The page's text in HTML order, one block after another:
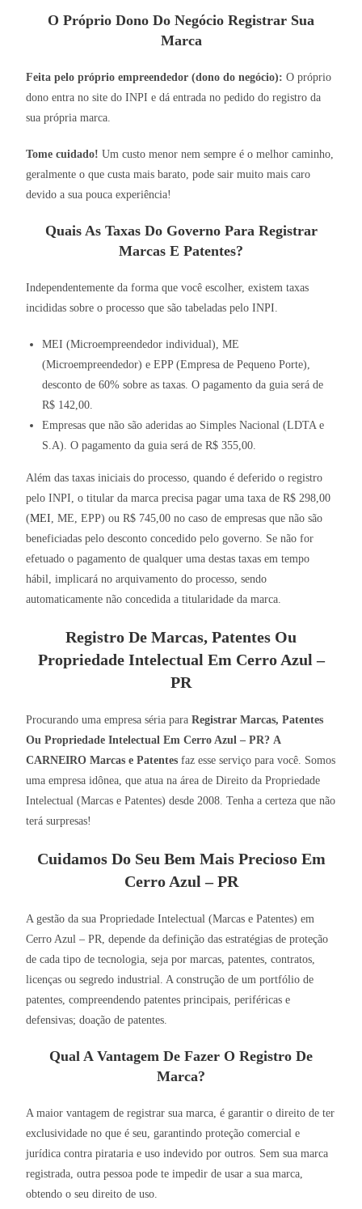
O Próprio Dono Do Negócio Registrar Sua
Marca
Feita pelo próprio empreendedor (dono do negócio): O próprio
dono entra no site do INPI e dá entrada no pedido do registro da
sua própria marca.
Tome cuidado! Um custo menor nem sempre é o melhor caminho,
geralmente o que custa mais barato, pode sair muito mais caro
devido a sua pouca experiência!
Quais As Taxas Do Governo Para Registrar
Marcas E Patentes?
Independentemente da forma que você escolher, existem taxas
incididas sobre o processo que são tabeladas pelo INPI.
MEI (Microempreendedor individual), ME
(Microempreendedor) e EPP (Empresa de Pequeno Porte),
desconto de 60% sobre as taxas. O pagamento da guia será de
R$ 142,00.
Empresas que não são aderidas ao Simples Nacional (LDTA e
S.A). O pagamento da guia será de R$ 355,00.
Além das taxas iniciais do processo, quando é deferido o registro
pelo INPI, o titular da marca precisa pagar uma taxa de R$ 298,00
(MEI, ME, EPP) ou R$ 745,00 no caso de empresas que não são
beneficiadas pelo desconto concedido pelo governo. Se não for
efetuado o pagamento de qualquer uma destas taxas em tempo
hábil, implicará no arquivamento do processo, sendo
automaticamente não concedida a titularidade da marca.
Registro De Marcas, Patentes Ou
Propriedade Intelectual Em Cerro Azul –
PR
Procurando uma empresa séria paraRegistrar Marcas, Patentes
Ou Propriedade Intelectual Em Cerro Azul – PR? A
CARNEIRO Marcas e Patentes faz esse serviço para você. Somos
uma empresa idônea, que atua na área de Direito da Propriedade
Intelectual (Marcas e Patentes) desde 2008. Tenha a certeza que não
terá surpresas!
Cuidamos Do Seu Bem Mais Precioso Em
Cerro Azul – PR
A gestão da sua Propriedade Intelectual (Marcas e Patentes) em
Cerro Azul – PR, depende da definição das estratégias de proteção
de cada tipo de tecnologia, seja por marcas, patentes, contratos,
licenças ou segredo industrial. A construção de um portfólio de
patentes, compreendendo patentes principais, periféricas e
defensivas; doação de patentes.
Qual A Vantagem De Fazer O Registro De
Marca?
A maior vantagem de registrar sua marca, é garantir o direito de ter
exclusividade no que é seu, garantindo proteção comercial e
jurídica contra pirataria e uso indevido por outros. Sem sua marca
registrada, outra pessoa pode te impedir de usar a sua marca,
obtendo o seu direito de uso.